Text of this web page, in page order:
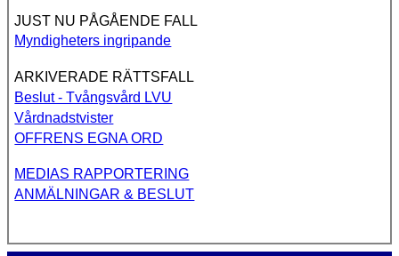
JUST NU PÅGÅENDE FALL
Myndigheters ingripande
ARKIVERADE RÄTTSFALL
Beslut - Tvångsvård LVU
Vårdnadstvister
OFFRENS EGNA ORD
MEDIAS RAPPORTERING
ANMÄLNINGAR & BESLUT